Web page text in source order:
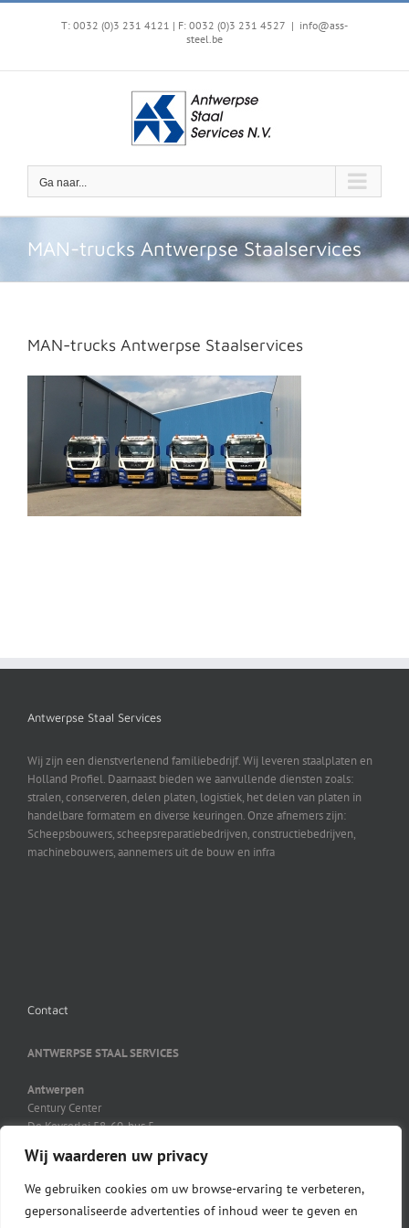
Wij waarderen uw privacy
We gebruiken cookies om uw browse-ervaring te verbeteren,
gepersonaliseerde advertenties of inhoud weer te geven en
Ga
T: 0032 (0)3 231 4121 | F: 0032 (0)3 231 4527 | info@ass-
steel.be
Ga naar...
MAN-trucks Antwerpse Staalservices
MAN-trucks Antwerpse Staalservices
Antwerpse Staal Services
Wij zijn een dienstverlenend familiebedrijf. Wij leveren staalplaten en
Holland Profiel. Daarnaast bieden we aanvullende diensten zoals:
stralen, conserveren, delen platen, logistiek, het delen van platen in
handelbare formatem en diverse keuringen. Onze afnemers zijn:
Scheepsbouwers, scheepsreparatiebedrijven, constructiebedrijven,
machinebouwers, aannemers uit de bouw en infra
Contact
ANTWERPSE STAAL SERVICES
Antwerpen
Century Center
De Keyserlei 58-60, bus 5
03 231 41 21
03 231 45 27
info@ass-steel.be